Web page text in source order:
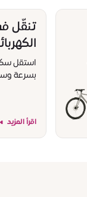
تنقّل
استقل
بسرعة
اقرأ المزيد